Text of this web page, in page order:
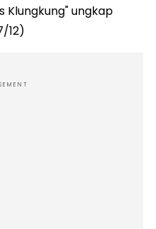
Klungkung" ungkap
12)